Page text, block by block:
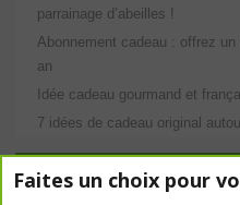
Faites un choix pour
parrainage d’abeilles !
Abonnement cadeau : offrez
an
Idée cadeau gourmand et
7 idées de cadeau original
Étiquettes